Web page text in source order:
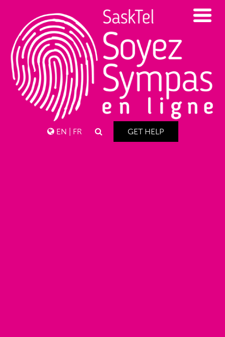
EN FR GET HELP